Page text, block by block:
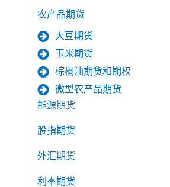
农产品期货
大豆期货
玉米期货
棕榈油期货和期权
微型农产品期货
能源期货
股指期货
外汇期货
利率期货